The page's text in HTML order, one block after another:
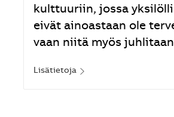
kulttuuriin, jossa
eivät ainoastaan ole
vaan niitä myös
Lisätietoja